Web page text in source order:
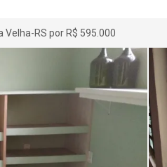
Velha-RS por R$ 595.000